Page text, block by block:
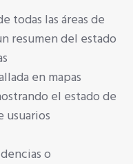
todas las áreas de
resumen del estado
en mapas
el estado de
usuarios
o